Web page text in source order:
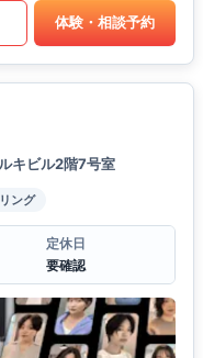
体験・相談予約
キビル2階7号室
ング
定休日
要確認